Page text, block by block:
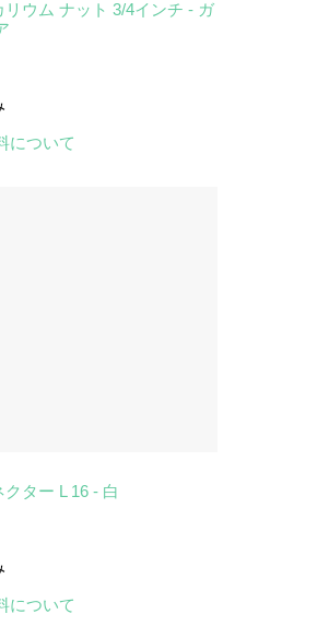
リウム ナット 3/4インチ - ガ
について
ター L 16 - 白
について